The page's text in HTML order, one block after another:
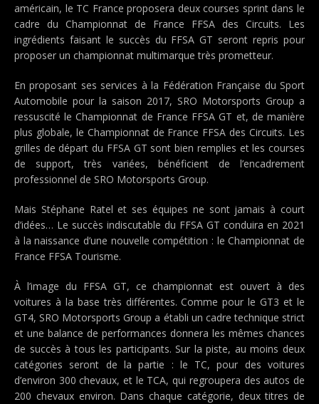
américain, le TC France proposera deux courses sprint dans le
cadre du Championnat de France FFSA des Circuits. Les
ingrédients faisant le succès du FFSA GT seront repris pour
proposer un championnat multimarque très prometteur.
En proposant ses services à la Fédération Française du Sport
Automobile pour la saison 2017, SRO Motorsports Group a
ressuscité le Championnat de France FFSA GT et, de manière
plus globale, le Championnat de France FFSA des Circuits. Les
grilles de départ du FFSA GT sont bien remplies et les courses
de support, très variées, bénéficient de l’encadrement
professionnel de SRO Motorsports Group.
Mais Stéphane Ratel et ses équipes ne sont jamais à court
d’idées… Le succès indiscutable du FFSA GT conduira en 2021
à la naissance d’une nouvelle compétition : le Championnat de
France FFSA Tourisme.
À l’image du FFSA GT, ce championnat est ouvert à des
voitures à la base très différentes. Comme pour le GT3 et le
GT4, SRO Motorsports Group a établi un cadre technique strict
et une balance de performances donnera les mêmes chances
de succès à tous les participants. Sur la piste, au moins deux
catégories seront de la partie : le TC, pour des voitures
d’environ 300 chevaux, et le TCA, qui regroupera des autos de
200 chevaux environ. Dans chaque catégorie, deux titres de